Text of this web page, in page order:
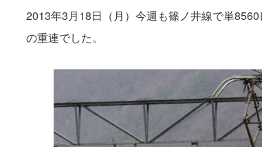
2013年3月18日（月）今週も篠ノ井線で単
の重連でした。